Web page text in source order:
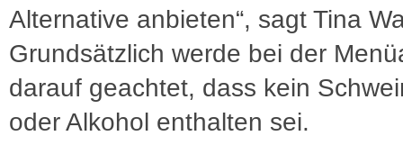
Alternative anbieten“, sagt Tina
Grundsätzlich werde bei der
darauf geachtet, dass kein
oder Alkohol enthalten sei.